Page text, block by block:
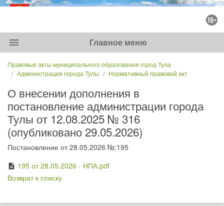
menu Главное меню
Правовые акты муниципального образования город Тула
Администрация города Тулы
Нормативный правовой акт
О внесении дополнения в
постановление администрации города
Тулы от 12.08.2025 № 316
(опубликовано 29.05.2026)
Постановление от 28.05.2026 №:195
description 195 от 28.05.2026 - НПА.pdf
Возврат к списку